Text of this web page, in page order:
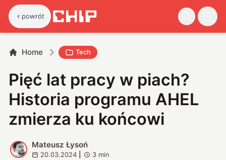
powrót
Home Tech
Pięć lat pracy w piach?
Historia programu AHEL
zmierza ku końcowi
M
Mateusz Łysoń
20.03.2024 3 min